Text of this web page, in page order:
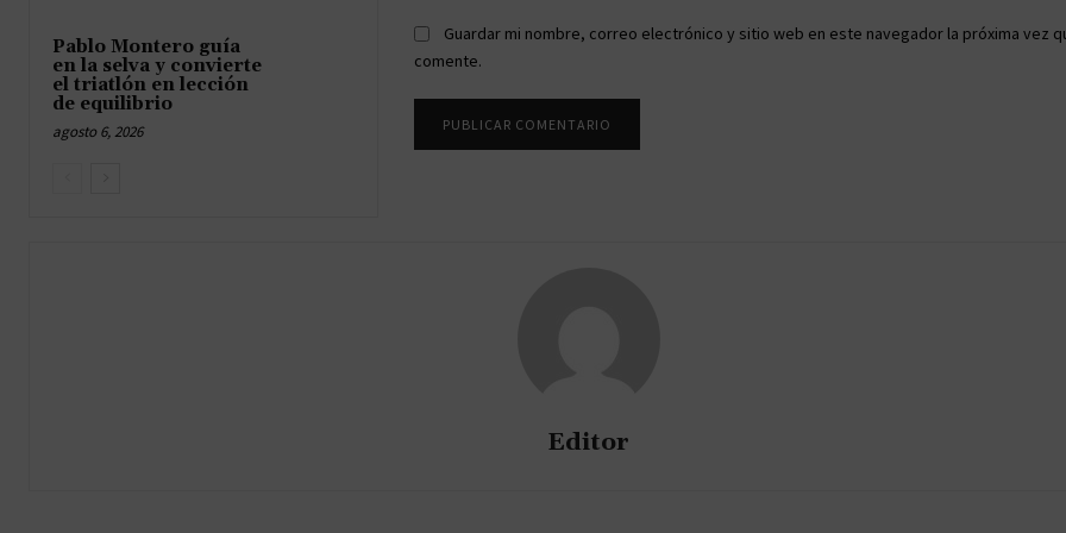
Pablo Montero guía
en la selva y convierte
el triatlón en lección
de equilibrio
agosto 6, 2026
Guardar mi nombre, correo electrónico y sitio web en este navegador la próxima vez
comente.
Editor